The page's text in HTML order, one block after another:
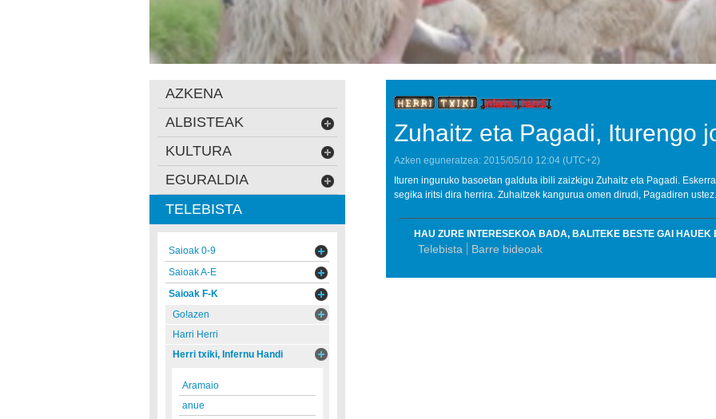
Zuhaitz eta Pagadi, Iturengo
Azken eguneratzea: 2015/05/10 12:04 (UTC+2)
Ituren inguruko basoetan galduta ibili zaizkigu Zuhaitz eta Pagadi.
segika iritsi dira herrira. Zuhaitzek kangurua omen dirudi, Pagadiren ustez.
HAU ZURE INTERESEKOA BADA, BALITEKE BESTE GAI HAUEK
Telebista Barre bideoak
AZKENA
ALBISTEAK
KULTURA
EGURALDIA
TELEBISTA
Saioak 0-9
Saioak A-E
Saioak F-K
Go!azen
Harri Herri
Herri txiki, Infernu Handi
Aramaio
anue